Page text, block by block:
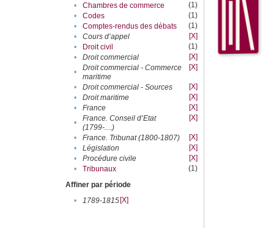
•
Chambres de commerce
(1)
•
Codes
(1)
•
Comptes-rendus des débats
(1)
•
Cours d’appel
[X]
•
Droit civil
(1)
•
Droit commercial
[X]
•
Droit commercial - Commerce
maritime
[X]
• Droit commercial - Sources
[X]
•
Droit maritime
[X]
•
France
[X]
•
France. Conseil d’Etat
(1799-....)
[X]
• France. Tribunat (1800-1807)
[X]
•
Législation
[X]
•
Procédure civile
[X]
•
Tribunaux
(1)
Affiner par période
•
1789-1815[X]